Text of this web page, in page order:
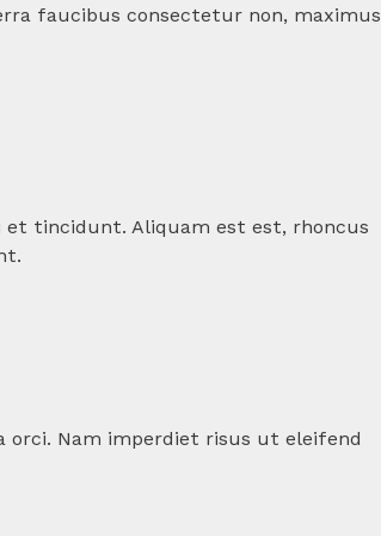
faucibus consectetur non, maximus
et tincidunt. Aliquam est est, rhoncus
orci. Nam imperdiet risus ut eleifend